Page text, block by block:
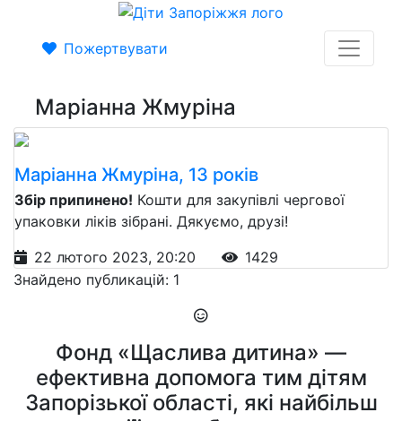
Пожертвувати
Маріанна Жмуріна
Маріанна Жмуріна, 13 років
Збір припинено! Кошти для закупівлі чергової
упаковки ліків зібрані. Дякуємо, друзі!
22 лютого 2023, 20:20
1429
Знайдено публикацій: 1
Фонд «Щаслива дитина» —
ефективна допомога тим дітям
Запорізької області, які найбільш